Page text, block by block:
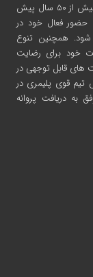
که پروانه صنعتی خود را بیش از ۵۰ سال پیش
حضور فعال خود در
همچنین تنوع
خود برای رضایت
های قابل توجهی در
قوی پلیمری در
دریافت پروانه